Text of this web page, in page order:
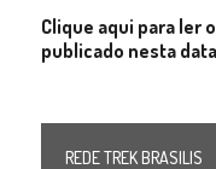
Clique aqui para ler
publicado nesta
REDE TREK BRASILIS